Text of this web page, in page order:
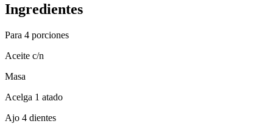
Ingredientes
Para 4 porciones
Aceite c/n
Masa
Acelga 1 atado
Ajo 4 dientes